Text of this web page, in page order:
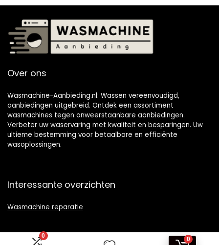
0
0
Over ons
Wasmachine-Aanbieding.nl: Wassen vereenvoudigd,
aanbiedingen uitgebreid. Ontdek een assortiment
wasmachines tegen onweerstaanbare aanbiedingen.
Verbeter uw waservaring met kwaliteit en besparingen. Uw
ultieme bestemming voor betaalbare en efficiënte
wasoplossingen.
Interessante overzichten
Wasmachine reparatie